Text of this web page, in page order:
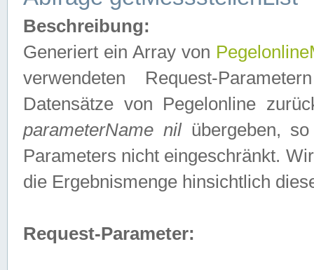
Beschreibung:
Generiert ein Array von
verwendeten Request-
Datensätze von Pegelonline
parameterName nilübergeben, so
Parameters nicht eingeschränkt.
die Ergebnismenge hinsichtlich
Request-Parameter: